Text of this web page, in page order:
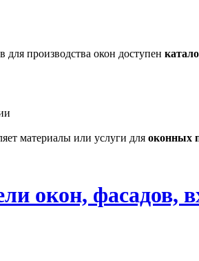
для производства окон доступен
материалы или услуги для оконных
окон, фасадов,